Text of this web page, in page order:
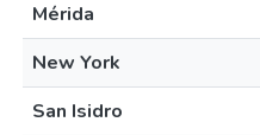
Mérida
New York
San Isidro